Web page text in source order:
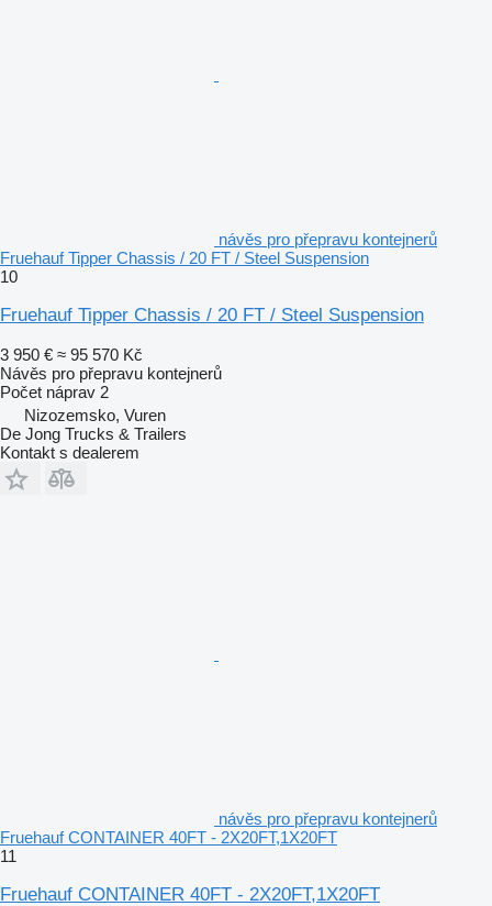
návěs pro přepravu kontejnerů
Fruehauf Tipper Chassis / 20 FT / Steel Suspension
10
Fruehauf Tipper Chassis / 20 FT / Steel Suspension
3 950 € ≈ 95 570 Kč
Návěs pro přepravu kontejnerů
Počet náprav 2
Nizozemsko, Vuren
De Jong Trucks & Trailers
Kontakt s dealerem
návěs pro přepravu kontejnerů
Fruehauf CONTAINER 40FT - 2X20FT,1X20FT
11
Fruehauf CONTAINER 40FT - 2X20FT,1X20FT